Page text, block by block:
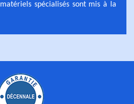
spécialisés sont mis à la